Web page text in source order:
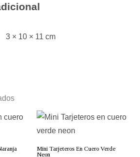
3 × 10 × 11 cm
Mini Tarjeteros En Cuero Verde
Neon